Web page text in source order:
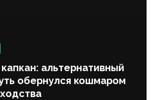
альтернативный
обернулся кошмаром